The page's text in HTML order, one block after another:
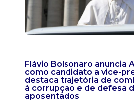
Flávio Bolsonaro anuncia
como candidato a vice-
destaca trajetória de
à corrupção e de defesa
aposentados